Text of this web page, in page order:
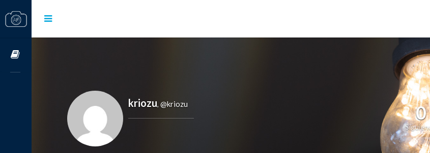
kriozu, @kriozu 0